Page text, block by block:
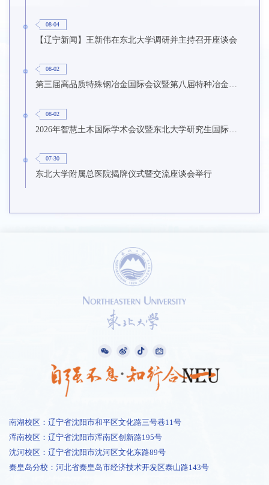
08-04
【辽宁新闻】王新伟在东北大学调研并主持召开座谈会
08-02
第三届高品质特殊钢冶金国际会议暨第八届特种冶金技术学术会议在东北大学召开
08-02
2026年智慧土木国际学术会议暨东北大学研究生国际暑期学校第九期在东北大学召开
07-30
东北大学附属总医院揭牌仪式暨交流座谈会举行
南湖校区：辽宁省沈阳市和平区文化路三号巷11号
浑南校区：辽宁省沈阳市浑南区创新路195号
沈河校区：辽宁省沈阳市沈河区文化东路89号
秦皇岛分校：河北省秦皇岛市经济技术开发区泰山路143号